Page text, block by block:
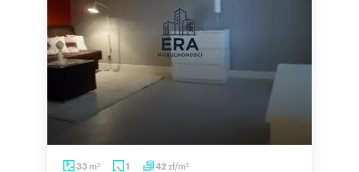
33 m2 1 42 zł/m2